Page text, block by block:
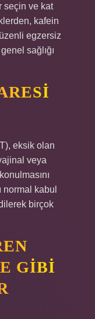
seçin ve kat
kafein
egzersiz
sağlığı
eksik olan
veya
normal kabul
birçok
GIBI